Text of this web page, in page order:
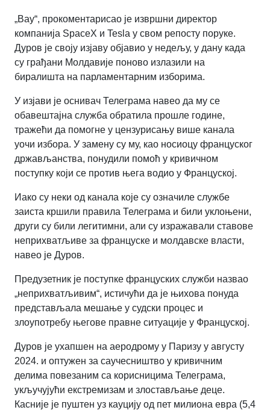
„Вау“, прокоментарисао је извршни директор
компанија SpaceX и Tesla у свом репосту поруке.
Дуров је своју изјаву објавио у недељу, у дану када
су грађани Молдавије поново излазили на
биралишта на парламентарним изборима.
У изјави је оснивач Телеграма навео да му се
обавештајна служба обратила прошле године,
тражећи да помогне у цензурисању више канала
уочи избора. У замену су му, као носиоцу француског
држављанства, понудили помоћ у кривичном
поступку који се против њега водио у Француској.
Иако су неки од канала које су означиле службе
заиста кршили правила Телеграма и били уклоњени,
други су били легитимни, али су изражавали ставове
неприхватљиве за француске и молдавске власти,
навео је Дуров.
Предузетник је поступке француских служби назвао
„неприхватљивим“, истичући да је њихова понуда
представљала мешање у судски процес и
злоупотребу његове правне ситуације у Француској.
Дуров је ухапшен на аеродрому у Паризу у августу
2024. и оптужен за саучесништво у кривичним
делима повезаним са корисницима Телеграма,
укључујући екстремизам и злостављање деце.
Касније је пуштен уз кауцију од пет милиона евра (5,4